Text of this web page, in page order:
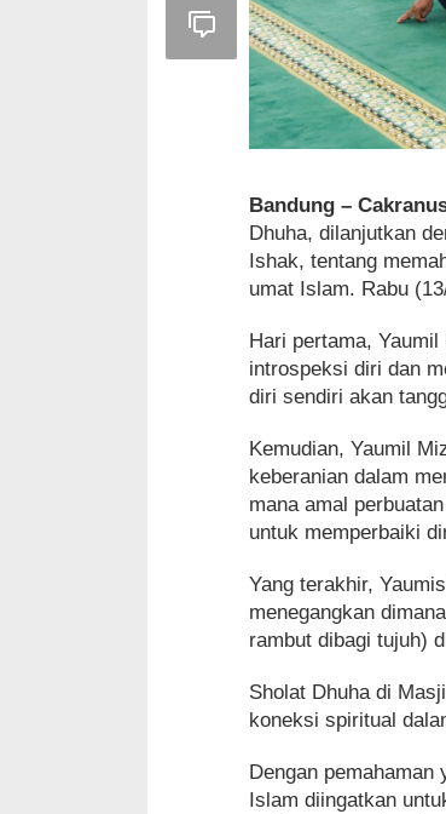
Bandung –
Dhuha, dilanjutkan
Ishak, tentang
umat Islam. Rabu
Hari pertama,
introspeksi diri dan
diri sendiri akan
Kemudian, Yaumil
keberanian dalam
mana amal
untuk memperbaiki
Yang terakhir,
menegangkan
rambut dibagi tujuh)
Sholat Dhuha di
koneksi spiritual
Dengan
Islam diingatkan